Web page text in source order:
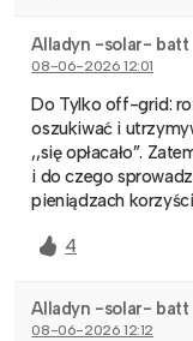
Alladyn -solar- batt
08-06-2026 12:01
Do Tylko off-grid:
oszukiwać i
,,się opłacało”.
i do czego
pieniądzach
4
Alladyn -solar- batt
08-06-2026 12:12